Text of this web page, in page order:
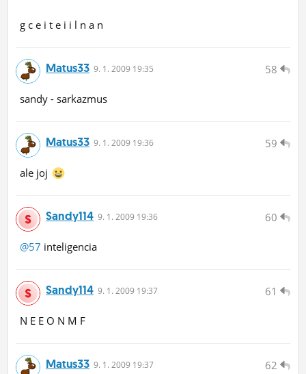
g c e i t e i i l n a n
58
Matus33 9. 1. 2009 19:35
sandy - sarkazmus
59
Matus33 9. 1. 2009 19:36
ale joj
60
Sandy114 9. 1. 2009 19:36
@57 inteligencia
61
Sandy114 9. 1. 2009 19:37
N E E O N M F
62
Matus33 9. 1. 2009 19:37